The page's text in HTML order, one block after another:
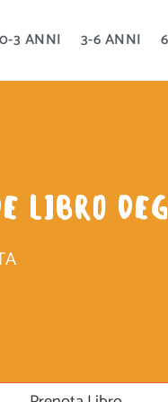
0-3 ANNI 3-6 ANNI
LIBRO